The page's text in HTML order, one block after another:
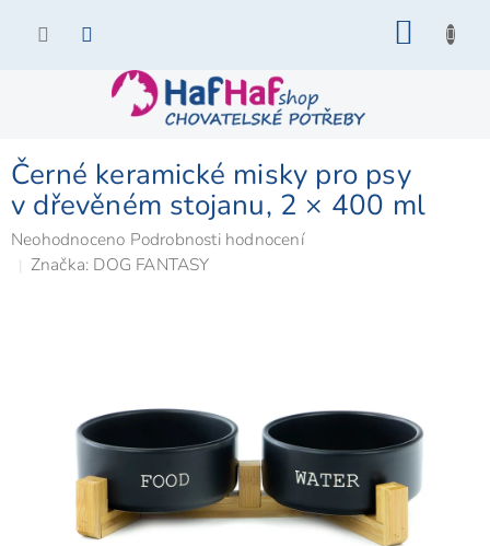
Černé keramické misky pro psy
v dřevěném stojanu, 2 × 400 ml
Průměrné
hodnocení
Neohodnoceno Podrobnosti hodnocení
Značka: DOG FANTASY